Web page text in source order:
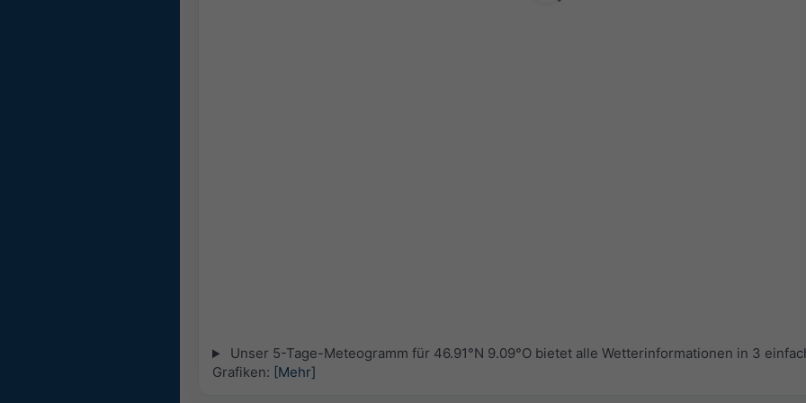
Unser 5-Tage-Meteogramm für 46.91°N 9.09°O bietet alle Wetterinformationen in 3
Grafiken: [Mehr]